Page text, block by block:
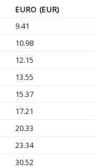
EURO (EUR)
9.41
10.98
12.15
13.55
15.37
17.21
20.33
23.34
30.52